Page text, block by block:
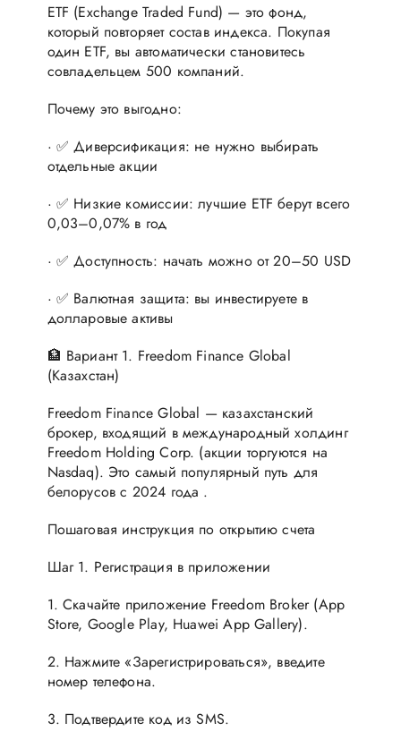
ETF (Exchange Traded Fund) — это фонд,
который повторяет состав индекса. Покупая
один ETF, вы автоматически становитесь
совладельцем 500 компаний.
Почему это выгодно:
· ✅ Диверсификация: не нужно выбирать
отдельные акции
· ✅ Низкие комиссии: лучшие ETF берут всего
0,03–0,07% в год
· ✅ Доступность: начать можно от 20–50 USD
· ✅ Валютная защита: вы инвестируете в
долларовые активы
🏦 Вариант 1. Freedom Finance Global
(Казахстан)
Freedom Finance Global — казахстанский
брокер, входящий в международный холдинг
Freedom Holding Corp. (акции торгуются на
Nasdaq). Это самый популярный путь для
белорусов с 2024 года .
Пошаговая инструкция по открытию счета
Шаг 1. Регистрация в приложении
1. Скачайте приложение Freedom Broker (App
Store, Google Play, Huawei App Gallery).
2. Нажмите «Зарегистрироваться», введите
номер телефона.
3. Подтвердите код из SMS.